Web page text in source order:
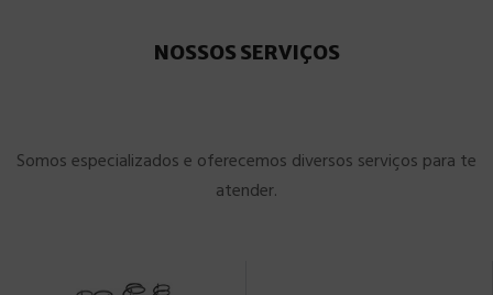
NOSSOS SERVIÇOS
Somos especializados e oferecemos diversos serviços para te
atender.